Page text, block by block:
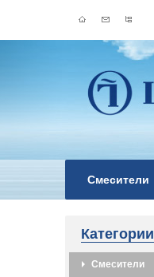
Смесители
Категории
Смесители